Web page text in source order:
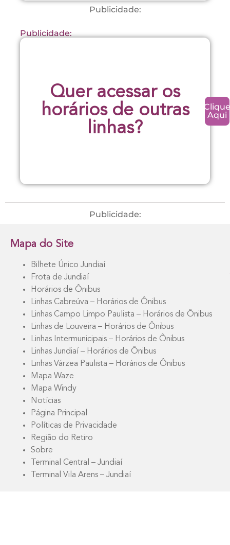
Publicidade:
Publicidade:
Quer acessar os
horários de outras
linhas?
Clique
Aqui
Publicidade:
Mapa do Site
Bilhete Único Jundiaí
Frota de Jundiaí
Horários de Ônibus
Linhas Cabreúva – Horários de Ônibus
Linhas Campo Limpo Paulista – Horários de Ônibus
Linhas de Louveira – Horários de Ônibus
Linhas Intermunicipais – Horários de Ônibus
Linhas Jundiaí – Horários de Ônibus
Linhas Várzea Paulista – Horários de Ônibus
Mapa Waze
Mapa Windy
Notícias
Página Principal
Políticas de Privacidade
Região do Retiro
Sobre
Terminal Central – Jundiaí
Terminal Vila Arens – Jundiaí